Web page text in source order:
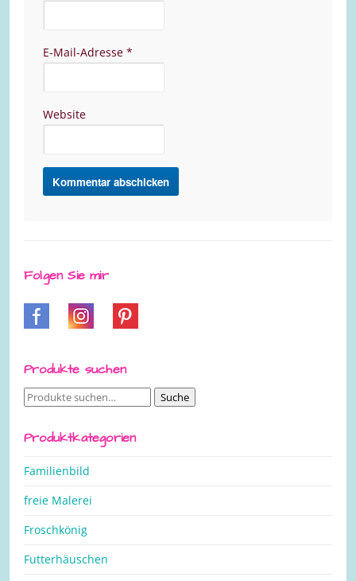
E-Mail-Adresse *
Website
Folgen Sie mir
Produkte suchen
Suche
Suche
Produktkategorien
Familienbild
freie Malerei
Froschkönig
Futterhäuschen